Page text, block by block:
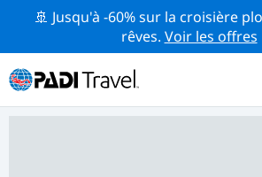
🚢 Jusqu'à -60% sur la croisière
rêves. Voir les offres